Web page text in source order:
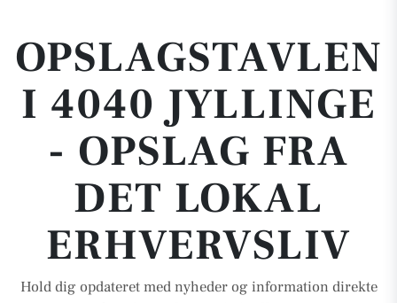
OPSLAGSTAVLEN
I 4040 JYLLINGE
- OPSLAG FRA
DET LOKAL
ERHVERVSLIV
Hold dig opdateret med nyheder og information direkte